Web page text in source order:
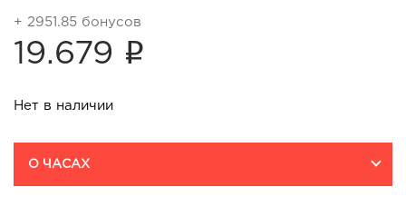
+ 2951.85 бонусов
19.679 i
Нет в наличии
О ЧАСАХ